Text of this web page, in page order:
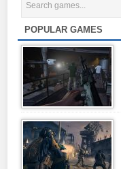
POPULAR GAMES